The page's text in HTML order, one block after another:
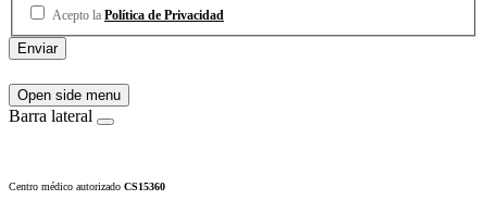
Acepto la Política de Privacidad
Open side menu
Barra lateral
Centro médico autorizado CS15360